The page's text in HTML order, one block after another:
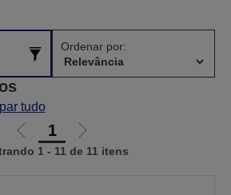
Ordenar por:
tudo
Ir
para
1
Ir
para
1 - 11 de 11 itens